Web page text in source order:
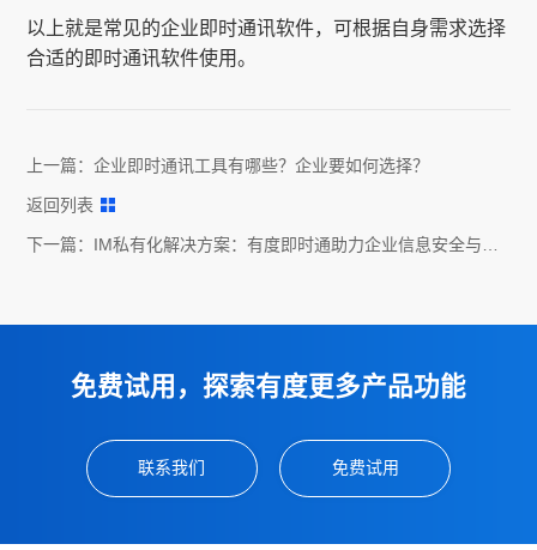
以上就是常见的企业即时通讯软件，可根据自身需求选择
合适的即时通讯软件使用。
上一篇：企业即时通讯工具有哪些？企业要如何选择？
返回列表
下一篇： IM私有化解决方案：有度即时通助力企业信息安全与隐
免费试用，探索有度更多产品功能
联系我们 免费试用